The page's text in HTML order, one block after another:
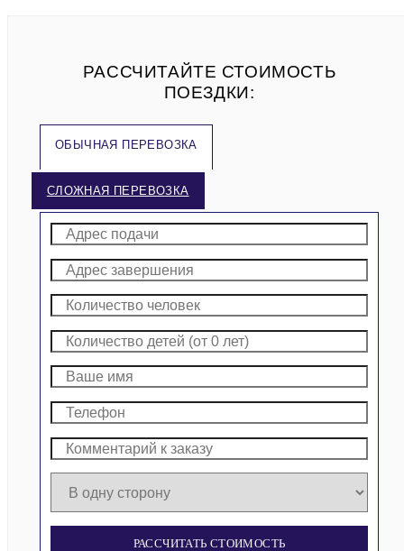
РАССЧИТАЙТЕ СТОИМОСТЬ
ПОЕЗДКИ:
ОБЫЧНАЯ ПЕРЕВОЗКА
СЛОЖНАЯ ПЕРЕВОЗКА
РАССЧИТАТЬ СТОИМОСТЬ